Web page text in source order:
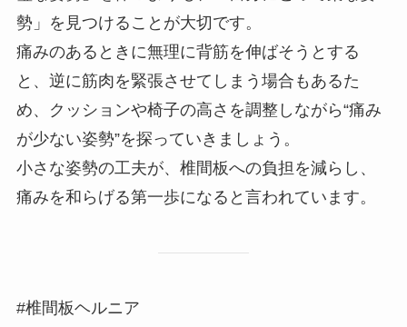
勢」を見つけることが大切です。
痛みのあるときに無理に背筋を伸ばそうとする
と、逆に筋肉を緊張させてしまう場合もあるた
め、クッションや椅子の高さを調整しながら“痛み
が少ない姿勢”を探っていきましょう。
小さな姿勢の工夫が、椎間板への負担を減らし、
痛みを和らげる第一歩になると言われています。
#椎間板ヘルニア